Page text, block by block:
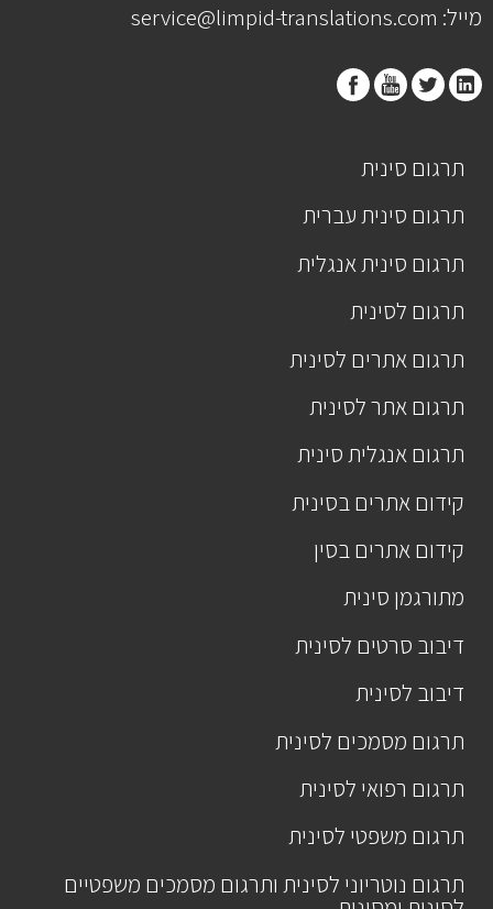
מייל: service@limpid-translations.com
תרגום סינית
תרגום סינית עברית
תרגום סינית אנגלית
תרגום לסינית
תרגום אתרים לסינית
תרגום אתר לסינית
תרגום אנגלית סינית
קידום אתרים בסינית
קידום אתרים בסין
מתורגמן סינית
דיבוב סרטים לסינית
דיבוב לסינית
תרגום מסמכים לסינית
תרגום רפואי לסינית
תרגום משפטי לסינית
תרגום נוטריוני לסינית ותרגום מסמכים משפטיים